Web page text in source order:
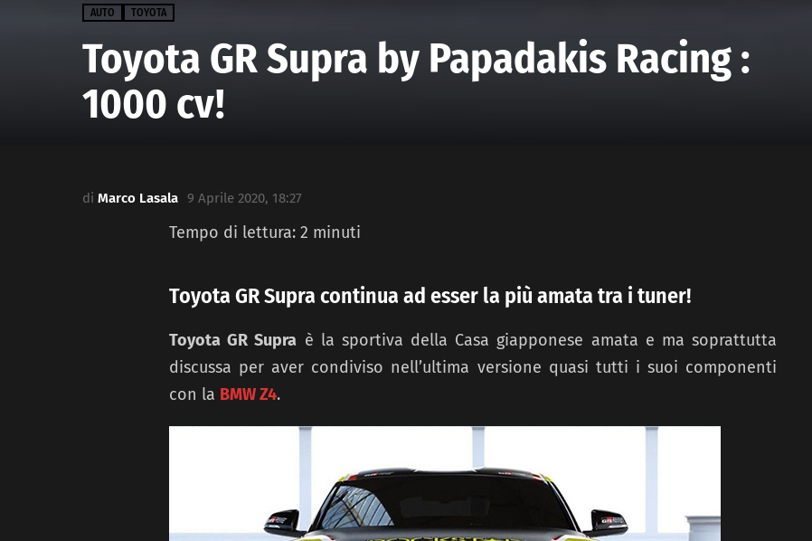
AUTO TOYOTA
Toyota GR Supra by Papadakis Racing :
1000 cv!
di Marco Lasala 9 Aprile 2020, 18:27
Tempo di lettura: 2 minuti
Toyota GR Supra continua ad esser la più amata tra i tuner!
Toyota GR Supra è la sportiva della Casa giapponese amata e ma soprattutta
discussa per aver condiviso nell’ultima versione quasi tutti i suoi componenti
con la BMW Z4.